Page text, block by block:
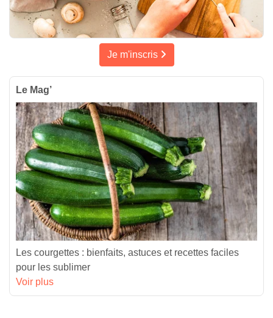
Je m'inscris
Le Mag’
Les courgettes : bienfaits, astuces et recettes faciles
pour les sublimer
Voir plus